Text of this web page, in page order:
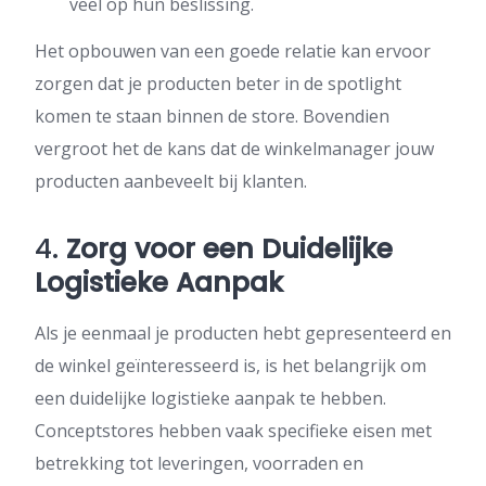
veel op hun beslissing.
Het opbouwen van een goede relatie kan ervoor
zorgen dat je producten beter in de spotlight
komen te staan binnen de store. Bovendien
vergroot het de kans dat de winkelmanager jouw
producten aanbeveelt bij klanten.
4. Zorg voor een Duidelijke
Logistieke Aanpak
Als je eenmaal je producten hebt gepresenteerd en
de winkel geïnteresseerd is, is het belangrijk om
een duidelijke logistieke aanpak te hebben.
Conceptstores hebben vaak specifieke eisen met
betrekking tot leveringen, voorraden en